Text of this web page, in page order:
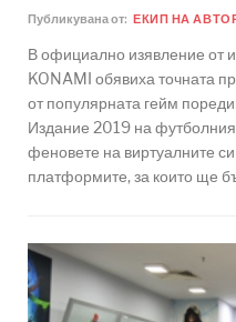
Публикувана от: ЕКИП НА
В официално изявление от
KONAMI обявиха точната
от популярната гейм
Издание 2019 на
феновете на виртуалните
платформите, за които ще